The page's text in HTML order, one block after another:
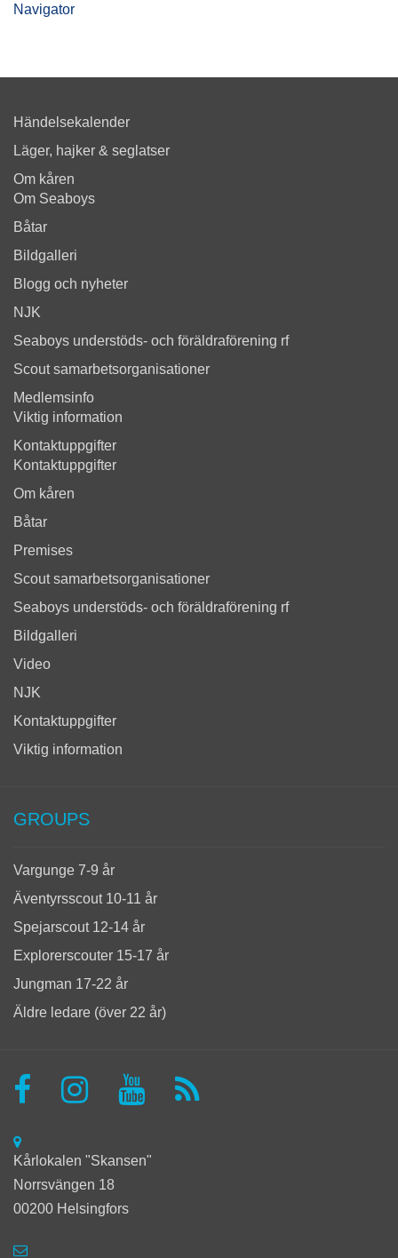
Navigator
Händelsekalender
Läger, hajker & seglatser
Om kåren
Om Seaboys
Båtar
Bildgalleri
Blogg och nyheter
NJK
Seaboys understöds- och föräldraförening rf
Scout samarbetsorganisationer
Medlemsinfo
Viktig information
Kontaktuppgifter
Kontaktuppgifter
Om kåren
Båtar
Premises
Scout samarbetsorganisationer
Seaboys understöds- och föräldraförening rf
Bildgalleri
Video
NJK
Kontaktuppgifter
Viktig information
GROUPS
Vargunge 7-9 år
Äventyrsscout 10-11 år
Spejarscout 12-14 år
Explorerscouter 15-17 år
Jungman 17-22 år
Äldre ledare (över 22 år)
Kårlokalen "Skansen"
Norrsvängen 18
00200 Helsingfors